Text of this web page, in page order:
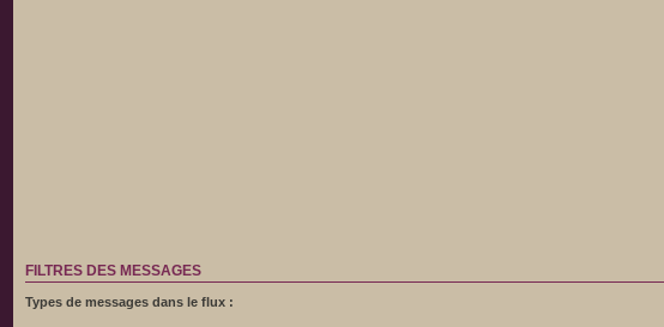
FILTRES DES MESSAGES
Types de messages dans le flux :